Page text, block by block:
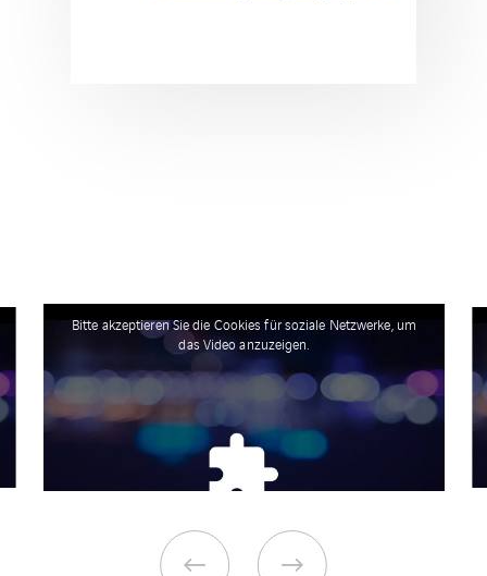
Bitte akzeptieren Sie die Cookies für soziale Netzwerke, um
das Video anzuzeigen.